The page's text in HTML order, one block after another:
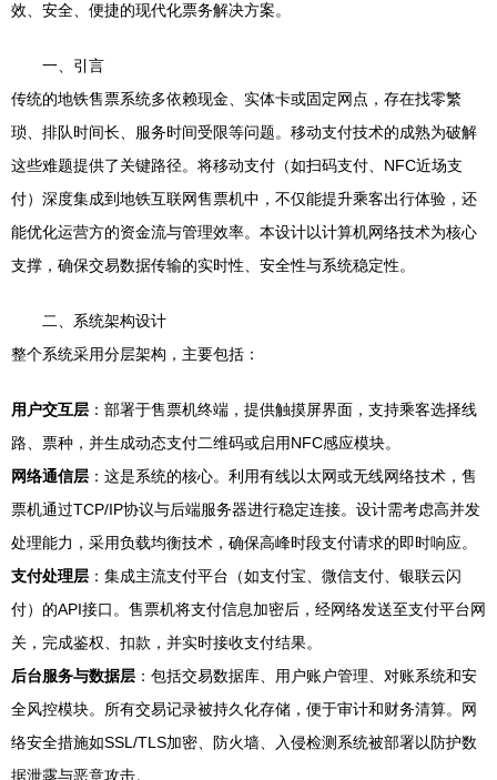
效、安全、便捷的现代化票务解决方案。
一、引言
传统的地铁售票系统多依赖现金、实体卡或固定网点，存在找零繁
琐、排队时间长、服务时间受限等问题。移动支付技术的成熟为破解
这些难题提供了关键路径。将移动支付（如扫码支付、NFC近场支
付）深度集成到地铁互联网售票机中，不仅能提升乘客出行体验，还
能优化运营方的资金流与管理效率。本设计以计算机网络技术为核心
支撑，确保交易数据传输的实时性、安全性与系统稳定性。
二、系统架构设计
整个系统采用分层架构，主要包括：
用户交互层 ：部署于售票机终端，提供触摸屏界面，支持乘客选择线
路、票种，并生成动态支付二维码或启用NFC感应模块。
网络通信层 ：这是系统的核心。利用有线以太网或无线网络技术，售
票机通过TCP/IP协议与后端服务器进行稳定连接。设计需考虑高并发
处理能力，采用负载均衡技术，确保高峰时段支付请求的即时响应。
支付处理层 ：集成主流支付平台（如支付宝、微信支付、银联云闪
付）的API接口。售票机将支付信息加密后，经网络发送至支付平台网
关，完成鉴权、扣款，并实时接收支付结果。
后台服务与数据层 ：包括交易数据库、用户账户管理、对账系统和安
全风控模块。所有交易记录被持久化存储，便于审计和财务清算。网
络安全措施如SSL/TLS加密、防火墙、入侵检测系统被部署以防护数
据泄露与恶意攻击。